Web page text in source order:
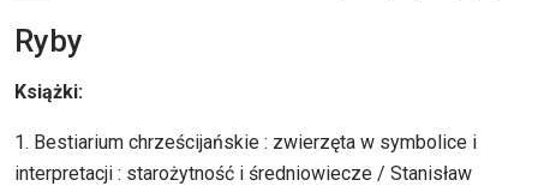
Ryby
Książki:
1. Bestiarium chrześcijańskie : zwierzęta w symbolice i
interpretacji : starożytność i średniowiecze / Stanisław